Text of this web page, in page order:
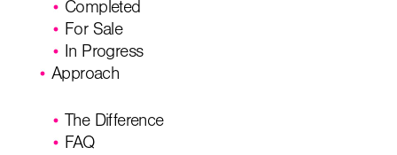
Completed
For Sale
In Progress
Approach
The Difference
FAQ